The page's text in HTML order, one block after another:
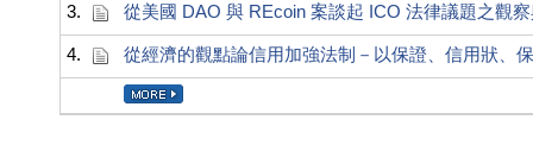
3. 從美國 DAO 與 REcoin 案談起 ICO 法律議題之觀
4. 從經濟的觀點論信用加強法制－以保證、信用狀、